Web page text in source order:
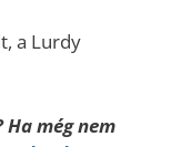
a Lurdy
még nem